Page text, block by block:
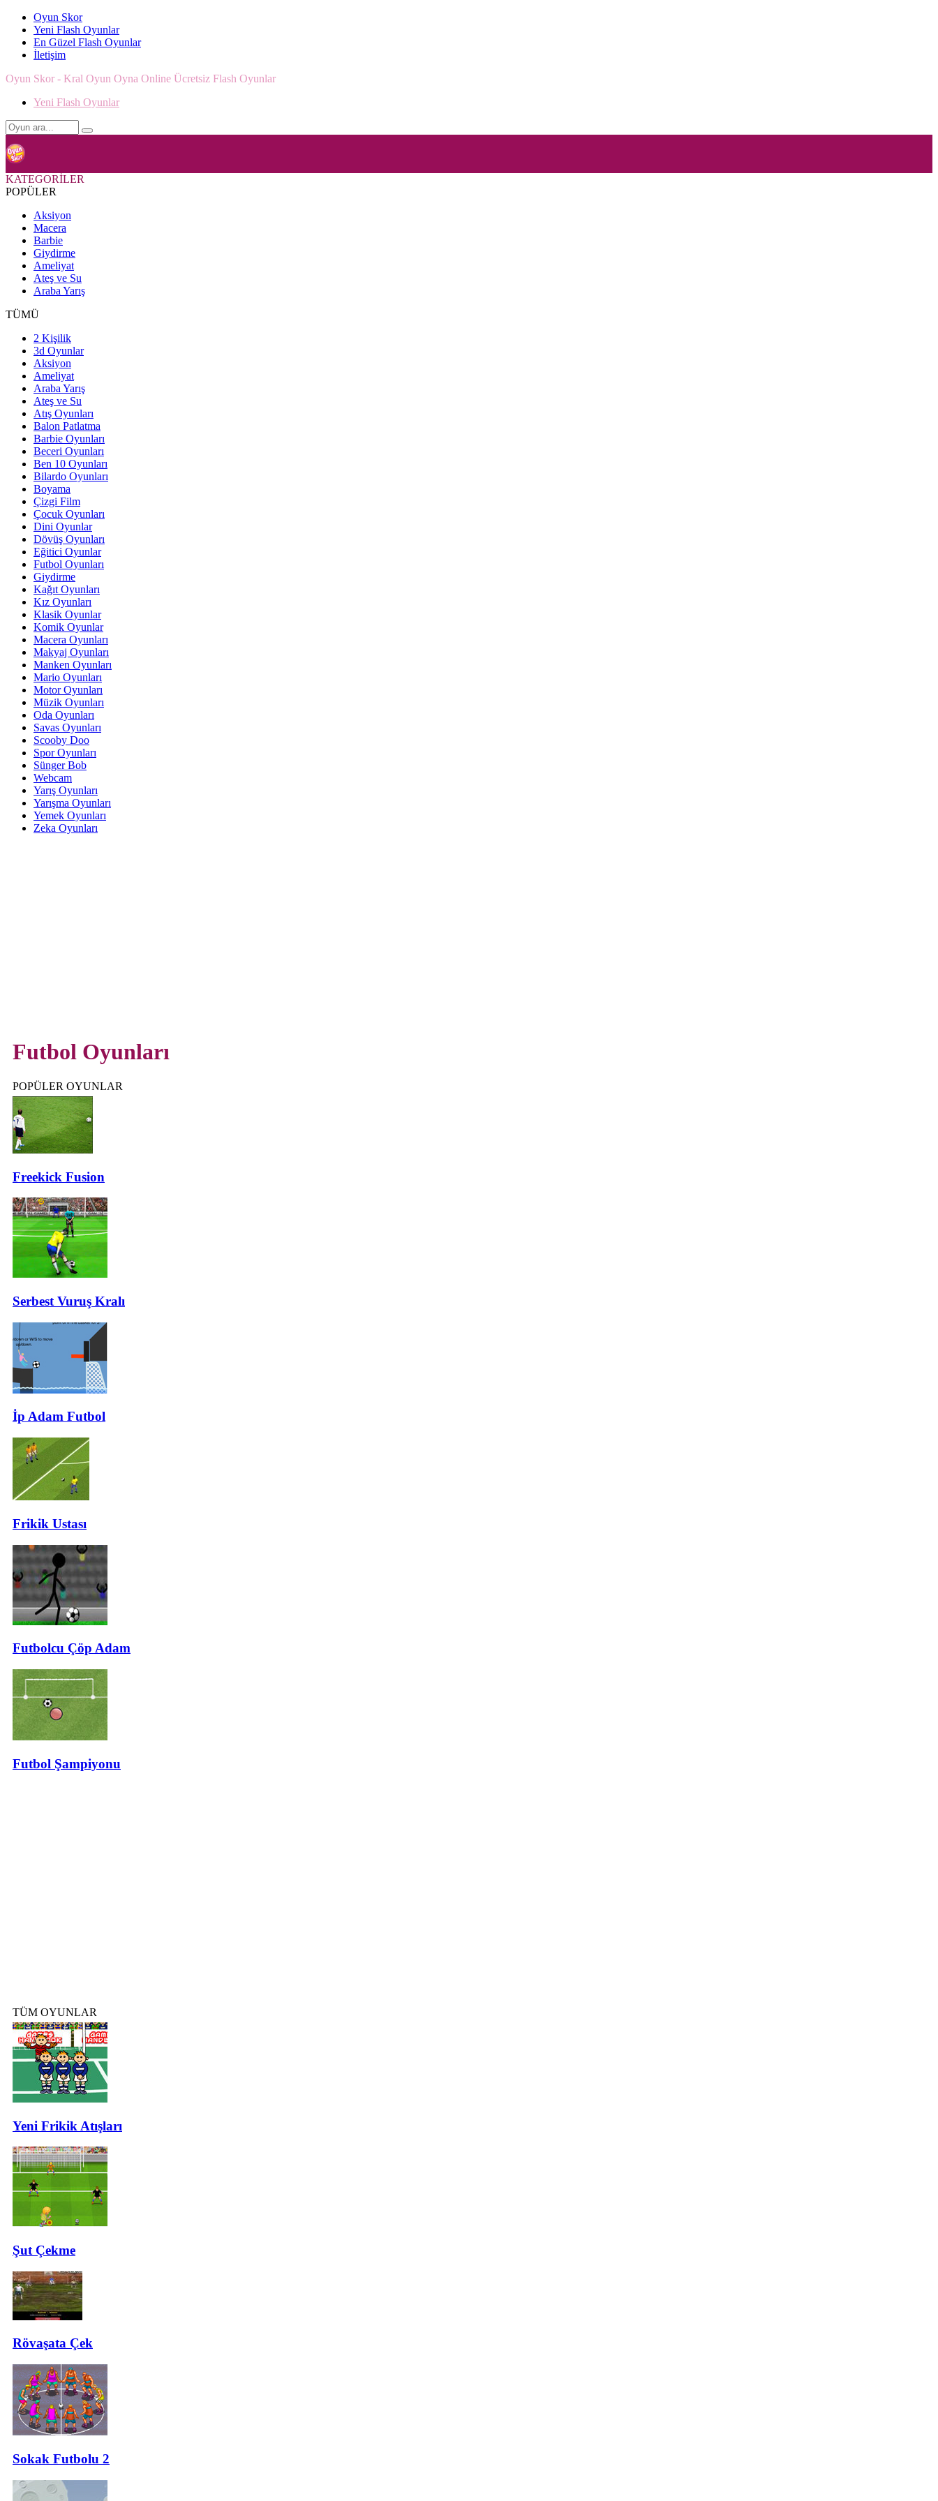
Oyun Skor
Yeni Flash Oyunlar
En Güzel Flash Oyunlar
İletişim
Oyun Skor - Kral Oyun Oyna Online Ücretsiz Flash Oyunlar
Yeni Flash Oyunlar
KATEGORİLER
POPÜLER
Aksiyon
Macera
Barbie
Giydirme
Ameliyat
Ateş ve Su
Araba Yarış
TÜMÜ
2 Kişilik
3d Oyunlar
Aksiyon
Ameliyat
Araba Yarış
Ateş ve Su
Atış Oyunları
Balon Patlatma
Barbie Oyunları
Beceri Oyunları
Ben 10 Oyunları
Bilardo Oyunları
Boyama
Çizgi Film
Çocuk Oyunları
Dini Oyunlar
Dövüş Oyunları
Eğitici Oyunlar
Futbol Oyunları
Giydirme
Kağıt Oyunları
Kız Oyunları
Klasik Oyunlar
Komik Oyunlar
Macera Oyunları
Makyaj Oyunları
Manken Oyunları
Mario Oyunları
Motor Oyunları
Müzik Oyunları
Oda Oyunları
Savas Oyunları
Scooby Doo
Spor Oyunları
Sünger Bob
Webcam
Yarış Oyunları
Yarışma Oyunları
Yemek Oyunları
Zeka Oyunları
Futbol Oyunları
POPÜLER OYUNLAR
Freekick Fusion
Serbest Vuruş Kralı
İp Adam Futbol
Frikik Ustası
Futbolcu Çöp Adam
Futbol Şampiyonu
TÜM OYUNLAR
Yeni Frikik Atışları
Şut Çekme
Rövaşata Çek
Sokak Futbolu 2